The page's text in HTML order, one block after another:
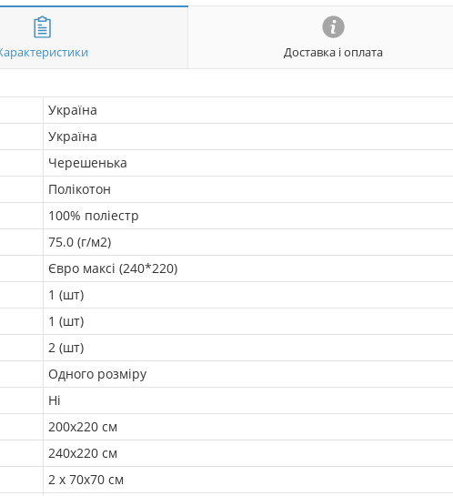
Доставка і оплата
Україна
Україна
Черешенька
Полікотон
100% поліестр
75.0 (г/м2)
Євро максі (240*220)
1 (шт)
1 (шт)
2 (шт)
Одного розміру
Ні
200х220 см
240х220 см
2 х 70х70 см